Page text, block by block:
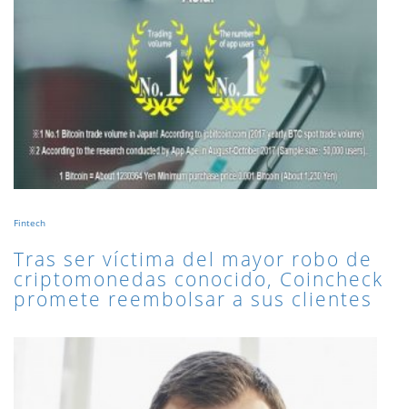
Fintech
Tras ser víctima del mayor robo de
criptomonedas conocido, Coincheck
promete reembolsar a sus clientes